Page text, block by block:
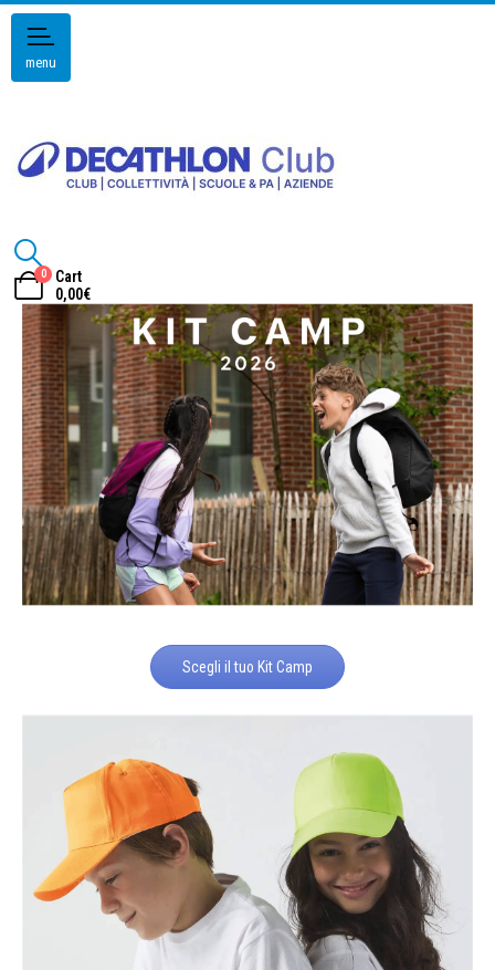
menu
0
Cart
0,00€
Scegli il tuo Kit Camp